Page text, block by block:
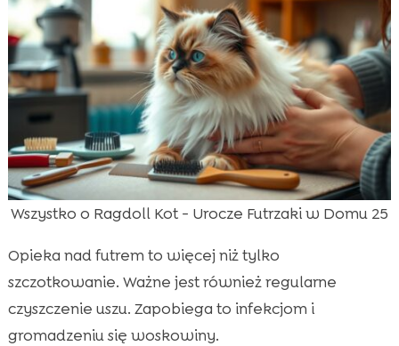
Wszystko o Ragdoll Kot - Urocze Futrzaki w Domu 25
Opieka nad futrem to więcej niż tylko
szczotkowanie. Ważne jest również regularne
czyszczenie uszu. Zapobiega to infekcjom i
gromadzeniu się woskowiny.